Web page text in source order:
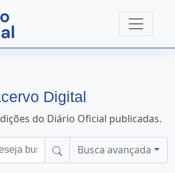
Digital
do Diário Oficial publicadas.
Busca avançada